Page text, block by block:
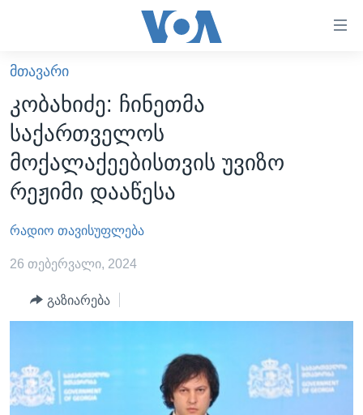
ხელმისაწვდომობისთვის
გადადით
მთავარზე
გადადით
მთავარ
ნავიგაციაზე
გადადით
ძიებაზე
ᲐᲮᲐᲚᲘ ᲐᲛᲑᲔᲑᲘ
ᲡᲐᲥᲐᲠᲗᲕᲔᲚᲝ
ᲐᲨᲨ
ᲐᲨᲨ-ᲘᲡ ᲐᲠᲩᲔᲕᲜᲔᲑᲘ 2024
ᲛᲡᲝᲤᲚᲘᲝ
ᲕᲘᲓᲔᲝᲔᲑᲘ
ᲒᲐᲓᲐᲪᲔᲛᲔᲑᲘ
ᲕᲐᲨᲘᲜᲒᲢᲝᲜᲘ ᲓᲦᲔᲡ
ᲡᲢᲣᲓᲘᲐ ᲕᲐᲨᲘᲜᲒᲢᲝᲜᲘ
ᲡᲮᲕᲐ ᲡᲘᲐᲮᲚᲔᲔᲑᲘ
ᲔᲙᲝᲜᲝᲛᲘᲙᲐ
ᲯᲐᲜᲛᲠᲗᲔᲚᲝᲑᲐ
ᲠᲣᲡᲔᲗᲘᲡ ᲨᲔᲭᲠᲐ ᲣᲙᲠᲐᲘᲜᲐᲨᲘ
Learning English
ᲛᲗᲐᲕᲐᲠᲘ
კობახიძე: ჩინეთმა
საქართველოს
მოქალაქეებისთვის უვიზო
რეჟიმი დააწესა
რადიო თავისუფლება
26 თებერვალი, 2024
გაზიარება